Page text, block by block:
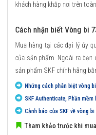
khách hàng khắp nơi trên
Cách nhận biết Vòng bi
Mua hàng tại các đại lý ủy
của sản phẩm. Ngoài ra bạn
sản phẩm SKF chính hãng
Những cách phân biệt vòng
SKF Authenticate, Phần
Cảnh báo của SKF về vòng bi
Tham khảo trước khi